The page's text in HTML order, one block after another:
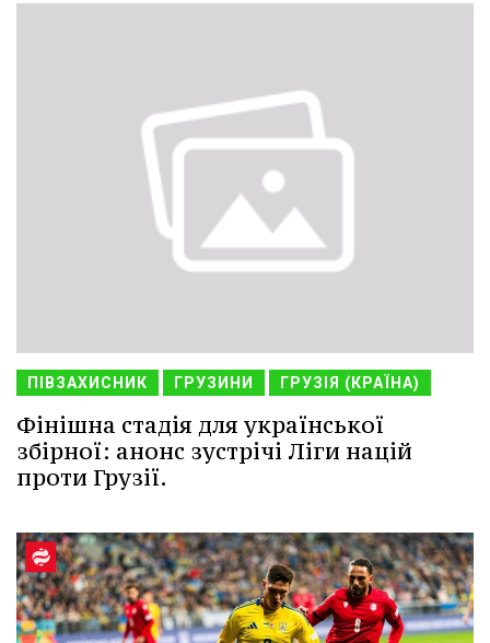
ПІВЗАХИСНИК ГРУЗИНИ ГРУЗІЯ (КРАЇНА)
Фінішна стадія для української
збірної: анонс зустрічі Ліги націй
проти Грузії.